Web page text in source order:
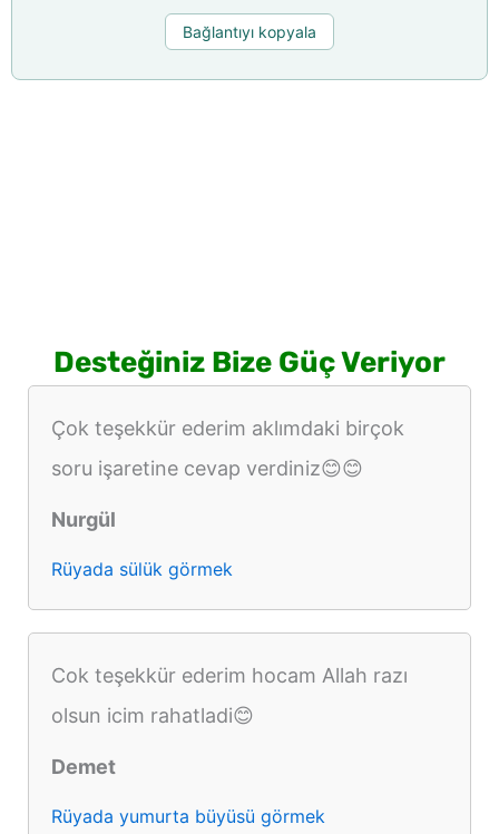
Bağlantıyı kopyala
Desteğiniz Bize Güç Veriyor
Çok teşekkür ederim aklımdaki birçok
soru işaretine cevap verdiniz😊😊
Nurgül
Rüyada sülük görmek
Cok teşekkür ederim hocam Allah razı
olsun icim rahatladi😊
Demet
Rüyada yumurta büyüsü görmek